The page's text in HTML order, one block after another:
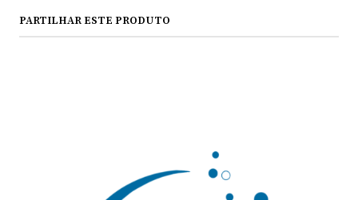
PARTILHAR ESTE PRODUTO